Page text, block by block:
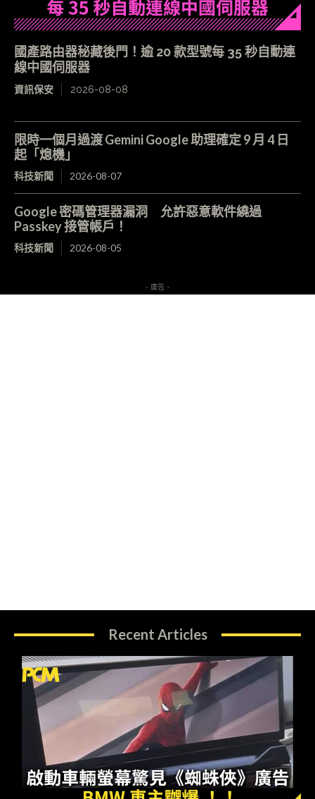
國產路由器秘藏後門！逾 20 款型號每 35 秒自動連
線中國伺服器
資訊保安 2026-08-08
限時一個月過渡 Gemini Google 助理確定 9 月 4 日
起「熄機」
科技新聞 2026-08-07
Google 密碼管理器漏洞 允許惡意軟件繞過
Passkey 接管帳戶！
科技新聞 2026-08-05
- 廣告 -
Recent Articles